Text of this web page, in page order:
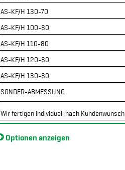
AS-KF/H 130-70
AS-KF/H 100-80
AS-KF/H 110-80
AS-KF/H 120-80
AS-KF/H 130-80
SONDER-ABMESSUNG
Wir fertigen individuell nach Kundenwunsch
Optionen anzeigen